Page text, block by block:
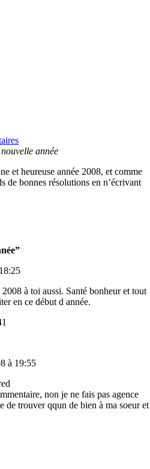
année
et heureuse année 2008, et comme
de bonnes résolutions en n’écrivant
à toi aussi. Santé bonheur et tout
en ce début d année.
à 19:55
non je ne fais pas agence
de trouver qqun de bien à ma soeur et